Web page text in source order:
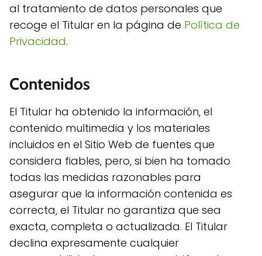
al tratamiento de datos personales que
recoge el Titular en la página de Política de
Privacidad.
Contenidos
El Titular ha obtenido la información, el
contenido multimedia y los materiales
incluidos en el Sitio Web de fuentes que
considera fiables, pero, si bien ha tomado
todas las medidas razonables para
asegurar que la información contenida es
correcta, el Titular no garantiza que sea
exacta, completa o actualizada. El Titular
declina expresamente cualquier